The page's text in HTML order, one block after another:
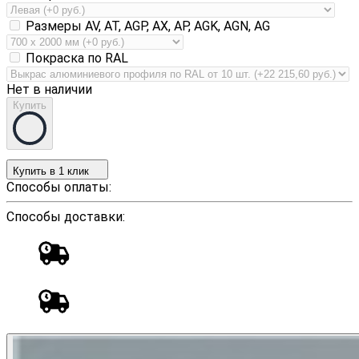
Размеры AV, AT, AGP, AX, AP, AGK, AGN, AG
Покраска по RAL
Нет в наличии
Купить
Купить в 1 клик
Способы оплаты:
Способы доставки: